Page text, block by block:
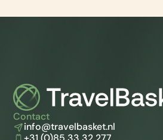
Contact
info@travelbasket.nl